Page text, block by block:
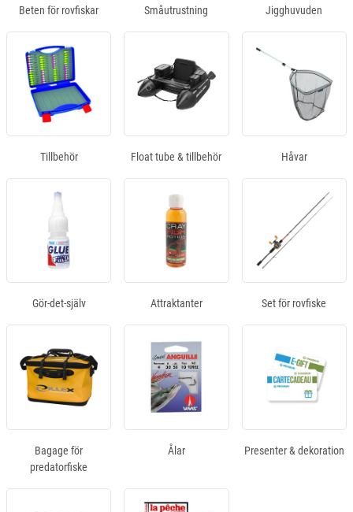
Beten för rovfiskar Småutrustning Jigghuvuden
Tillbehör Float tube & tillbehör Håvar
Gör-det-själv Attraktanter Set för rovfiske
Bagage för
predatorfiske
Ålar Presenter & dekoration